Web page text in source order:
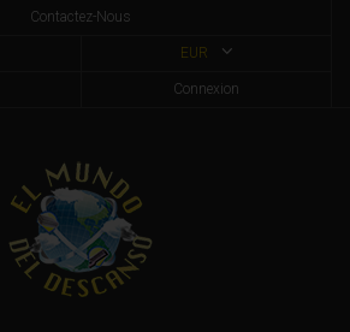
Contactez-Nous
EUR
Connexion